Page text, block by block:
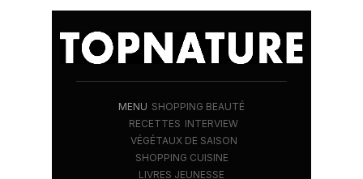
MENU SHOPPING BEAUTÉ
RECETTES INTERVIEW
VÉGÉTAUX DE SAISON
SHOPPING CUISINE
LIVRES JEUNESSE